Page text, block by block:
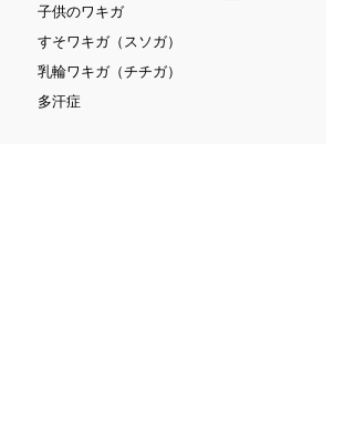
子供のワキガ
すそワキガ（スソガ）
乳輪ワキガ（チチガ）
多汗症